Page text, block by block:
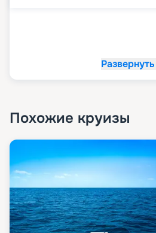
Развернуть
Похожие круизы